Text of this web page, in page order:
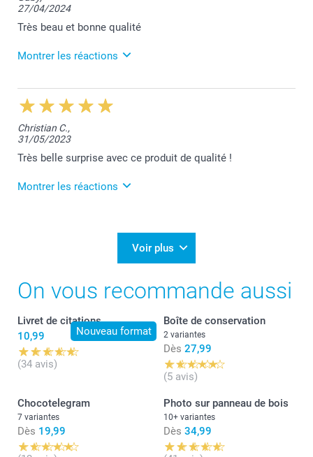
Je vous remercie pour vos 5 étoiles!
Lucie@smartphoto
27/04/2024
Très beau et bonne qualité
Montrer les réactions
14/05/2024
11:57
Merci pour vos 5 étoiles Gaby!
Bien à vous,
Lucie@smartphoto
Christian C.,
31/05/2023
Très belle surprise avec ce produit de qualité !
Montrer les réactions
Je vous remercie pour vos 5 étoiles, Christian!
Lucie @smartphoto
Voir plus
On vous recommande aussi
Nouveau format
Livret de citations
10,99
(34 avis)
Boîte de conservation
2 variantes
Dès 27,99
(5 avis)
Chocotelegram
7 variantes
Dès 19,99
Photo sur panneau de bois
10+ variantes
Dès 34,99